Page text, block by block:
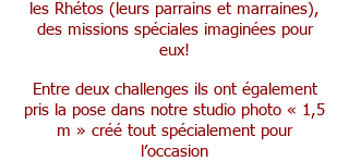
les Rhétos (leurs parrains et marraines),
des missions spéciales imaginées pour
eux!
Entre deux challenges ils ont également
pris la pose dans notre studio photo « 1,5
m » créé tout spécialement pour
l’occasion